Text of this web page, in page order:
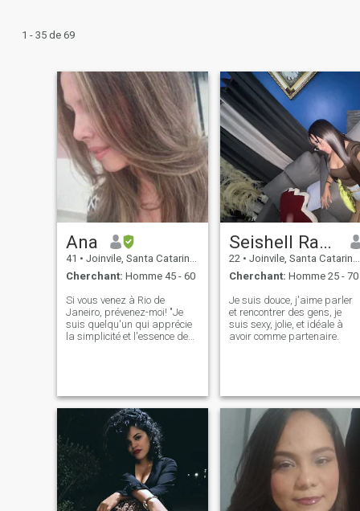
1 - 35 de 69
Ana
41 • Joinvile, Santa Catarina, Brésil
Cherchant: Homme 45 - 60
Si vous venez à Rio de
Janeiro, prévenez-moi! "Je
suis quelqu'un qui apprécie
la simplicité et l'essence des
lieux et des expériences qui
m'aident à grandir et à voir
le monde sous différents
angles. Je crois que la vie est
faite de moments spéciaux,
et je suis toujours ouverte à
les partager avec quelqu'un
qui apprécie la beauté du
minimalisme, ainsi que la
richesse des nouvelles
Seishell Ramirez
22 • Joinvile, Santa Catarina, Brésil
Cherchant: Homme 25 - 70
Je suis douce, j'aime parler
et rencontrer des gens, je
suis sexy, jolie, et idéale à
avoir comme partenaire.